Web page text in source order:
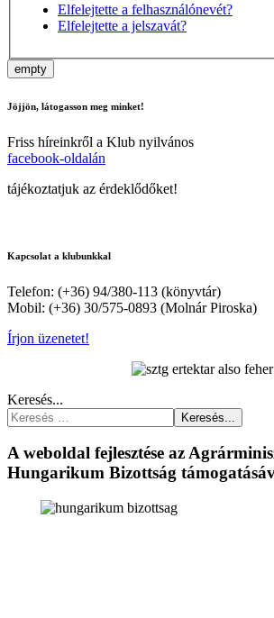
Elfelejtette a felhasználónevét?
Elfelejtette a jelszavát?
empty
Jöjjön, látogasson meg minket!
Friss híreinkről a Klub nyilvános
facebook-oldalán
tájékoztatjuk az érdeklődőket!
Kapcsolat a klubunkkal
Telefon: (+36) 94/380-113 (könyvtár)
Mobil: (+36) 30/575-0893 (Molnár Piroska)
Írjon üzenetet!
Keresés...
Keresés...
A weboldal fejlesztése az
Hungarikum Bizottság